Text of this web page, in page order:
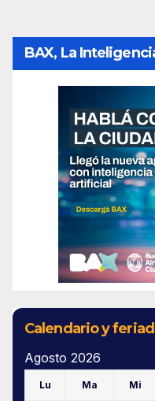
BAX, La
Calendario y
Agosto 2026
Lu Ma Mi